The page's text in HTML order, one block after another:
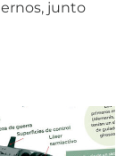
junto